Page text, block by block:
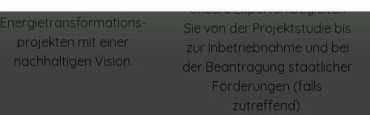
Energie­transformations­
projekten mit einer
nachhaltigen Vision.
Unsere Experten begleiten
Sie von der Projektstudie bis
zur Inbetriebnahme und bei
der Beantragung staatlicher
Förderungen (falls
zutreffend).